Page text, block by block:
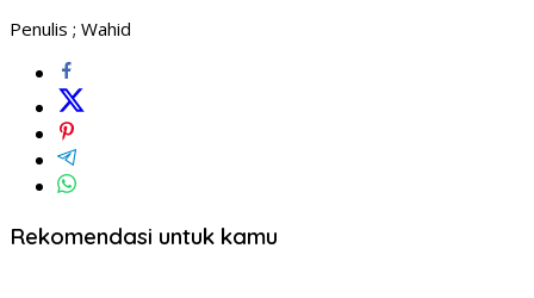
Penulis ; Wahid
Rekomendasi untuk kamu